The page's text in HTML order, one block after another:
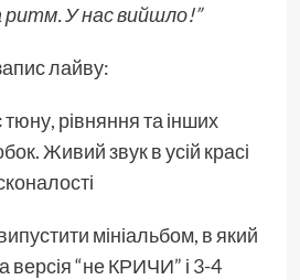
ритм. У нас вийшло!”
лайву:
рівняння та інших
Живий звук в усій красі
мініальбом, в який
версія “не КРИЧИ” і 3-4